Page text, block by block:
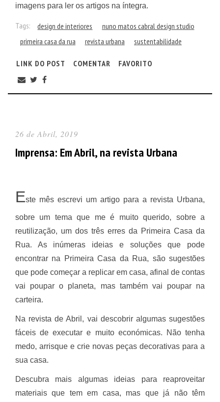
imagens para ler os artigos na íntegra.
Tags: design de interiores
nuno matos cabral design studio
primeira casa da rua
revista urbana sustentabilidade
LINK DO POST COMENTAR FAVORITO
26 de Abril, 2019
Imprensa: Em Abril, na revista Urbana
Este mês escrevi um artigo para a revista Urbana,
sobre um tema que me é muito querido, sobre a
reutilização, um dos três erres da Primeira Casa da
Rua. As inúmeras ideias e soluções que pode
encontrar na Primeira Casa da Rua, são sugestões
que pode começar a replicar em casa, afinal de contas
vai poupar o planeta, mas também vai poupar na
carteira.
Na revista de Abril, vai descobrir algumas sugestões
fáceis de executar e muito económicas. Não tenha
medo, arrisque e crie novas peças decorativas para a
sua casa.
Descubra mais algumas ideias para reaproveitar
materiais que tem em casa, mas que já não têm